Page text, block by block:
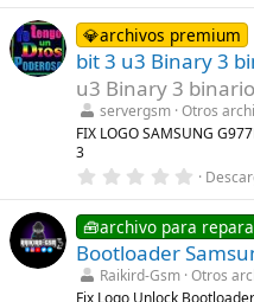
l
l
a
(
s
)
0
0
e
s
t
r
e
l
s
)
💎archivos premium
bit 3 u3 Binary 3
u3 Binary 3
servergsm Otros
FIX LOGO SAMSUNG
3
0
0
0
e
s
t
r
🧰archivo para
Bootloader
Raikird-Gsm Otros
Fix Logo Unlock